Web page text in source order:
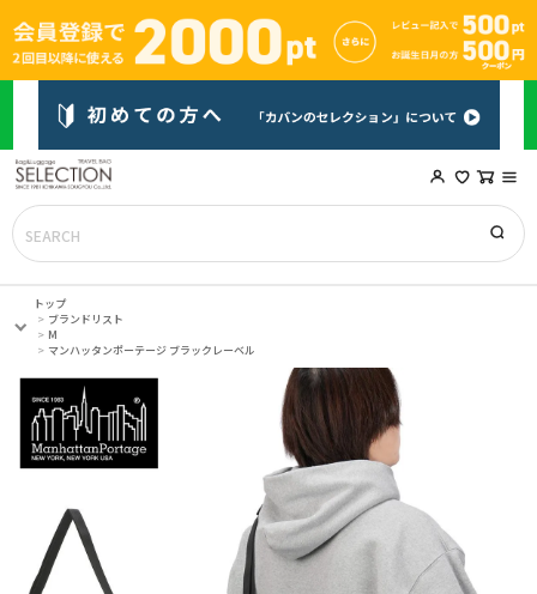
トップ
ブランドリスト
M
マンハッタンポーテージ ブラックレーベル